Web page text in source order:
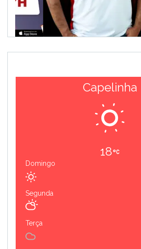
Capelinha
18
Domingo
Segunda
Terça